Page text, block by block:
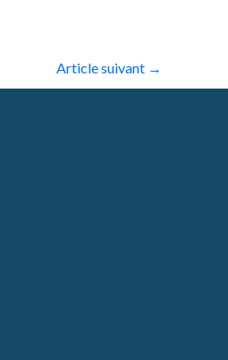
Article suivant →